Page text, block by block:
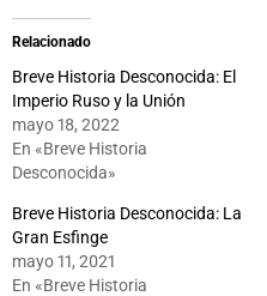
Relacionado
Breve Historia Desconocida: El
Imperio Ruso y la Unión
mayo 18, 2022
En «Breve Historia
Desconocida»
Breve Historia Desconocida: La
Gran Esfinge
mayo 11, 2021
En «Breve Historia